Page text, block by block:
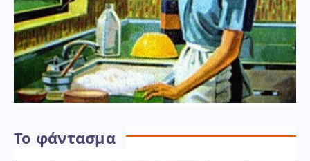
Το φάντασμα